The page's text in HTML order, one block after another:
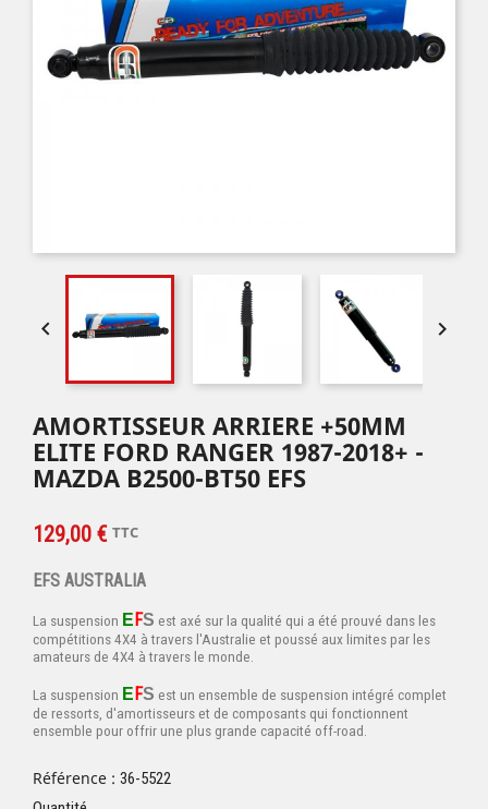
 
AMORTISSEUR ARRIERE +50MM
ELITE FORD RANGER 1987-2018+ -
MAZDA B2500-BT50 EFS
129,00 € TTC
EFS AUSTRALIA
La suspension EFS est axé sur la qualité qui a été prouvé dans les
compétitions 4X4 à travers l'Australie et poussé aux limites par les
amateurs de 4X4 à travers le monde.
La suspension EFS est un ensemble de suspension intégré complet
de ressorts, d'amortisseurs et de composants qui fonctionnent
ensemble pour offrir une plus grande capacité off-road.
Référence : 36-5522